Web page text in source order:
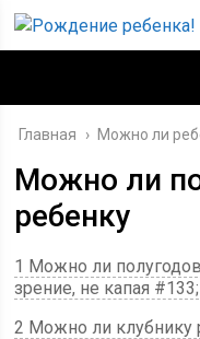
Главная › Можно ли
Можно ли
ребенку
1 Можно ли
зрение, не капая #133;
2 Можно ли клубнику